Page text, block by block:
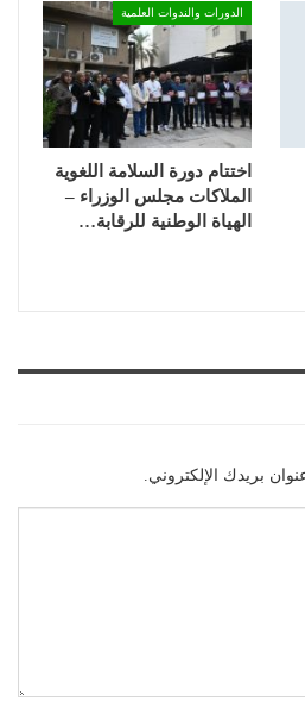
الدورات والندوات العلمية
اختتام دورة السلامة اللغوية
الملاكات مجلس الوزراء –
الهياة الوطنية للرقابة…
بريدك الإلكتروني.